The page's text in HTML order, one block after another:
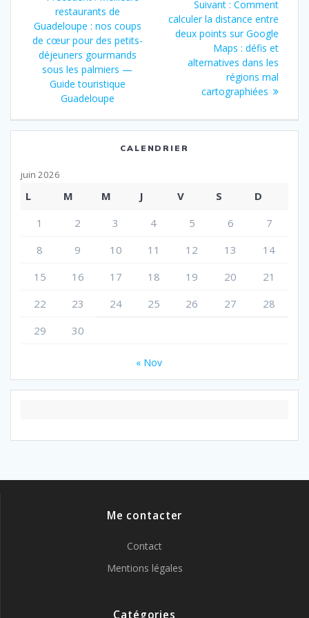
touristique
Guadeloupe
de
l’article
précédent
:
restaurants de
Guadeloupe : nos coups
de cœur pour des petits-
déjeuners gourmands
sous les palmiers —
Guide touristique
Guadeloupe
Suivant : Article
suivant
:
Comment
calculer la distance entre
deux points sur Google
Maps : défis et
alternatives dans les
régions mal
cartographiées
CALENDRIER
juin 2026
L M M J V S
D
1
2 3 4 5 6
7
8
9 10 11 12 13
14
15
16 17 18 19 20
21
22
23 24 25 26 27
28
29
30
« Nov
Me contacter
Contact
Mentions légales
Catégories